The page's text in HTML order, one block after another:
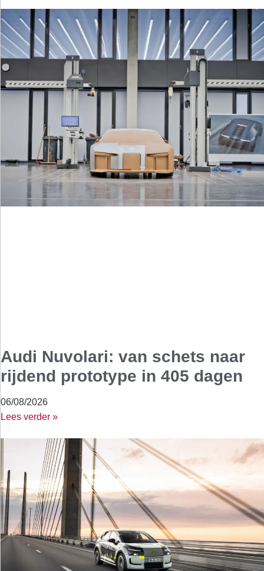
Audi Nuvolari: van schets naar
rijdend prototype in 405 dagen
06/08/2026
Lees verder »